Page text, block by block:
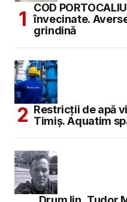
COD
învecinate.
grindină
Restricții de apă
Timiș. Aquatim